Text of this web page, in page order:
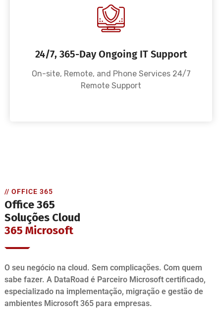
24/7, 365-Day Ongoing IT Support
On-site, Remote, and Phone Services 24/7
Remote Support
// OFFICE 365
Office 365
Soluções Cloud
365 Microsoft
O seu negócio na cloud. Sem complicações. Com quem
sabe fazer. A DataRoad é Parceiro Microsoft certificado,
especializado na implementação, migração e gestão de
ambientes Microsoft 365 para empresas.